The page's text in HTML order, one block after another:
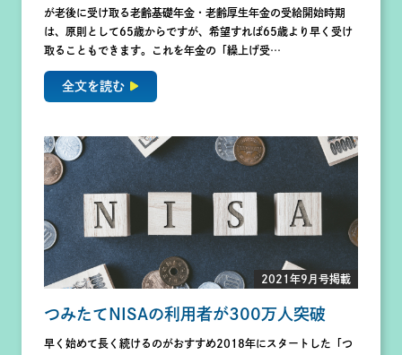
が老後に受け取る老齢基礎年金・老齢厚生年金の受給開始時期
は、原則として65歳からですが、希望すれば65歳より早く受け
取ることもできます。これを年金の「繰上げ受…
全文を読む
2021年9月号掲載
つみたてNISAの利用者が300万人突破
早く始めて長く続けるのがおすすめ2018年にスタートした「つ